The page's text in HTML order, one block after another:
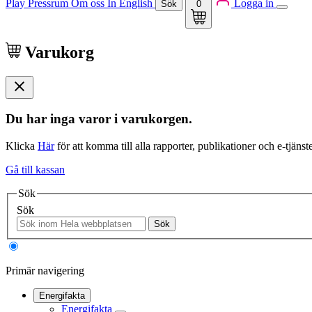
Play Pressrum Om oss In English Sök 0 Logga in
Varukorg
Du har inga varor i varukorgen.
Klicka Härför att komma till alla rapporter, publikationer och e-
Gå till kassan
Sök
Sök
Sök
Primär navigering
Energifakta
Energifakta